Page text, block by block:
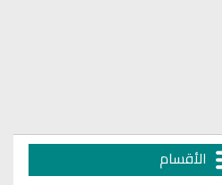
الأقسام